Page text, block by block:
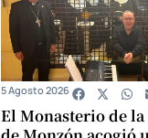
El Monasterio de
5 Agosto 2026